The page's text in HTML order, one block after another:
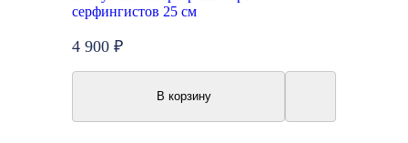
серфингистов 25 см
4 900 ₽
В корзину